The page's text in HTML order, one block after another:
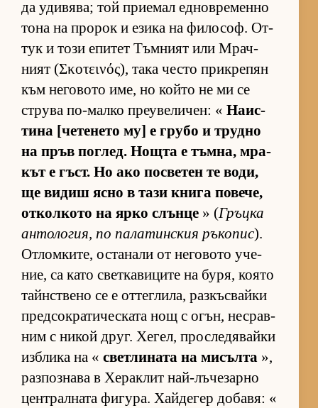
да уди­вя­ва; той при­е­мал ед­нов­ре­менно
тона на про­рок и езика на фи­ло­соф. От­
тук и този епи­тет Тъм­ният или Мрач­
ният (Σκοτεινός), така често прик­ре­пян
към не­го­вото име, но който не ми се
струва по-малко пре­у­ве­ли­чен: « На­ис­
тина [че­те­нето му] е грубо и трудно
на пръв пог­лед. Нощта е тъм­на, мра­
кът е гъст. Но ако пос­ве­тен те во­ди,
ще ви­диш ясно в тази книга по­ве­че,
от­кол­кото на ярко слънце » (Гръцка
ан­то­ло­гия, по па­ла­тин­с­кия ръ­ко­пис).
От­лом­ки­те, ос­та­нали от не­го­вото уче­
ние, са като свет­ка­ви­ците на бу­ря, ко­ято
тайн­с­т­вено се е от­тег­ли­ла, раз­къс­вайки
пред­сок­ра­ти­чес­ката нощ с огън, нес­рав­
ним с ни­кой друг. Хе­гел, прос­ле­дя­вайки
из­б­лика на « свет­ли­ната на ми­сълта »,
раз­поз­нава в Хе­рак­лит най-лъ­че­зарно
цен­т­рал­ната фи­гу­ра. Хай­де­гер до­ба­вя: «